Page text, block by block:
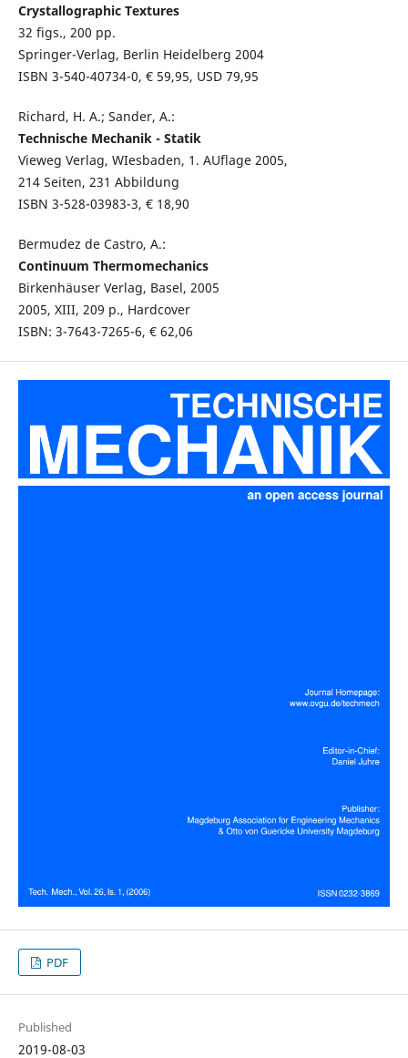
Crystallographic Textures
32 figs., 200 pp.
Springer-Verlag, Berlin Heidelberg 2004
ISBN 3-540-40734-0, € 59,95, USD 79,95
Richard, H. A.; Sander, A.:
Technische Mechanik - Statik
Vieweg Verlag, WIesbaden, 1. AUflage 2005,
214 Seiten, 231 Abbildung
ISBN 3-528-03983-3, € 18,90
Bermudez de Castro, A.:
Continuum Thermomechanics
Birkenhäuser Verlag, Basel, 2005
2005, XIII, 209 p., Hardcover
ISBN: 3-7643-7265-6, € 62,06
PDF
Published
2019-08-03